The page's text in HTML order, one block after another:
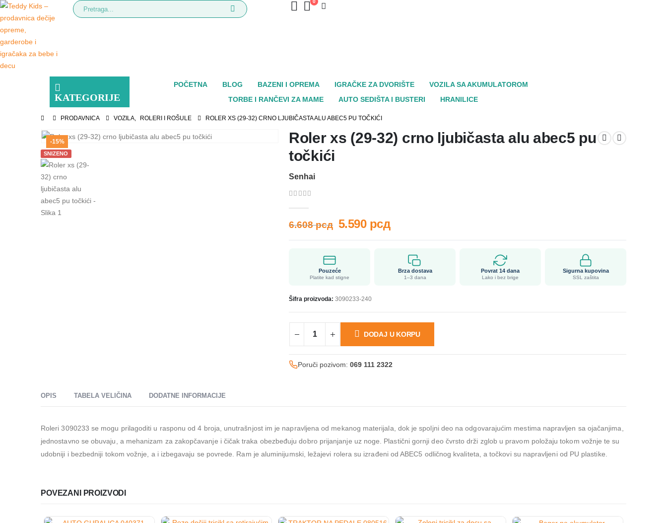
0
KATEGORIJE
POČETNA BLOG BAZENI I OPREMA IGRAČKE ZA DVORIŠTE
VOZILA SA AKUMULATOROM
TORBE I RANČEVI ZA MAME
AUTO SEDIŠTA I BUSTERI HRANILICE
PRODAVNICA VOZILA, ROLERI I ROŠULE ROLER XS (29-32) CRNO LJUBIČASTA ALU ABEC5 PU TOČKIĆI
-15%
SNIZENO
Roler xs (29-32) crno ljubičasta alu abec5 pu
točkići
Senhai
6.608рсд 5.590 рсд
Pouzeće
Platite kad stigne
Brza dostava
1–3 dana
Povrat 14 dana
Lako i bez brige
Sigurna kupovina
SSL zaštita
Šifra proizvoda: 3090233-240
DODAJ U KORPU
Poruči pozivom: 069 111 2322
OPIS TABELA VELIČINA DODATNE INFORMACIJE
Roleri 3090233 se mogu prilagoditi u rasponu od 4 broja, unutrašnjost im je napravljena od mekanog materijala, dok je spoljni deo na odgovarajućim mestima napravljen sa ojačanjima,
jednostavno se obuvaju, a mehanizam za zakopčavanje i čičak traka obezbeđuju dobro prijanjanje uz noge. Plastični gornji deo čvrsto drži zglob u pravom položaju tokom vožnje te su
udobniji i bezbedniji tokom vožnje, a i izbegavaju se povrede. Ram je aluminijumski, ležajevi rolera su izrađeni od ABEC5 odličnog kvaliteta, a točkovi su napravljeni od PU plastike.
POVEZANI PROIZVODI